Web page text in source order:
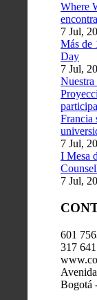
Where
7 Jul,
Más de
Day
7 Jul,
Francia
7 Jul,
I Mesa
7 Jul,
601
317
Bogotá